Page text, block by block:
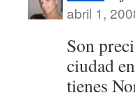
abril 1,
Son
ciudad
tienes